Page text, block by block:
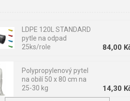
LDPE 120L STANDARD
pytle na odpad
25ks/role
84,00
Polypropylenový pytel
na obilí 50 x 80 cm na
25-30 kg
14,30